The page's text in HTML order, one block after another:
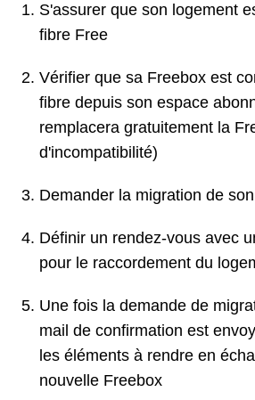
S'assurer que son logement
fibre Free
Vérifier que sa Freebox est
fibre depuis son espace
remplacera gratuitement la
d'incompatibilité)
Demander la migration de
Définir un rendez-vous avec
pour le raccordement du
Une fois la demande de
mail de confirmation est
les éléments à rendre en
nouvelle Freebox